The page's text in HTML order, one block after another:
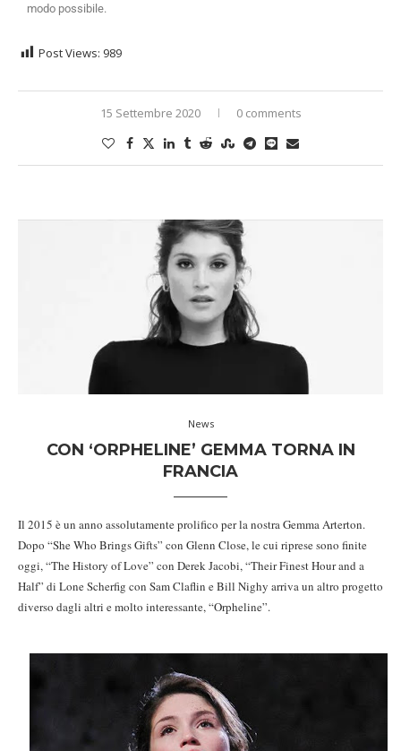
modo possibile.
Post Views: 989
15 Settembre 2020 0 comments
News
CON ‘ORPHELINE’ GEMMA TORNA IN
FRANCIA
Il 2015 è un anno assolutamente prolifico per la nostra Gemma Arterton.
Dopo “She Who Brings Gifts” con Glenn Close, le cui riprese sono finite
oggi, “The History of Love” con Derek Jacobi, “Their Finest Hour and a
Half” di Lone Scherfig con Sam Claflin e Bill Nighy arriva un altro progetto
diverso dagli altri e molto interessante, “Orpheline”.